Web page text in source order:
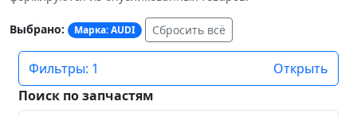
Выбрано: Марка: AUDI Сбросить всё
Фильтры: 1
Открыть
Поиск по запчастям